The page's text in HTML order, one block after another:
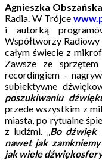
Agnieszka Obszańska
Radia. W Trójce
i autorką
Współtworzy
całym świecie z
Zawsze ze
recordingiem –
subiektywne
poszukiwaniu
przede wszystkim z
miasta, po rytualne
z ludźmi. „Bo dźwięk
nawet jak
jak wiele dźwiękosfery